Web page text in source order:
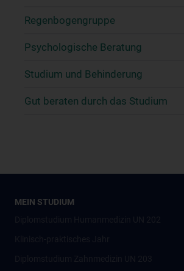
Regenbogengruppe
Psychologische Beratung
Studium und Behinderung
Gut beraten durch das Studium
MEIN STUDIUM